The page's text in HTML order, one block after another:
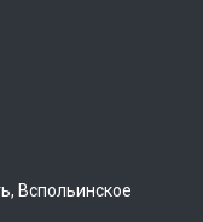
Вспольинское